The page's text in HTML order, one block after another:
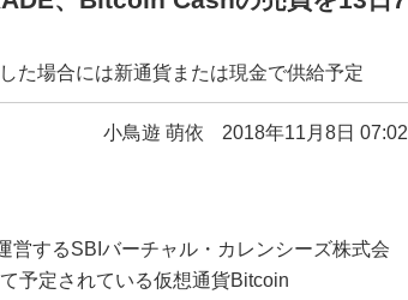
た場合には新通貨または現金で供給予定
小鳥遊 萌依 2018年11月8日 07:02
するSBIバーチャル・カレンシーズ株式会
予定されている仮想通貨Bitcoin